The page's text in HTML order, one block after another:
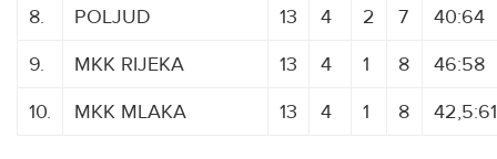
8.
POLJUD 13 4 2 7
40:64
9.
MKK RIJEKA 13 4 1 8
46:58
10.
MKK MLAKA 13 4 1 8